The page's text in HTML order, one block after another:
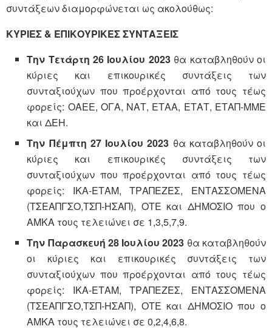
συντάξεων διαμορφώνεται ως ακολούθως:
ΚΥΡΙΕΣ & ΕΠΙΚΟΥΡΙΚΕΣ ΣΥΝΤΑΞΕΙΣ
Την Τετάρτη 26 Ιουλίου 2023θα καταβληθούν οι
κύριες και επικουρικές συντάξεις των
συνταξιούχων που προέρχονται από τους τέως
φορείς: ΟΑΕΕ, ΟΓΑ, ΝΑΤ, ΕΤΑΑ, ΕΤΑΤ, ΕΤΑΠ-ΜΜΕ
και ΔΕΗ.
Την Πέμπτη 27 Ιουλίου 2023 θα καταβληθούν οι
κύριες και επικουρικές συντάξεις των
συνταξιούχων που προέρχονται από τους τέως
φορείς: ΙΚΑ-ΕΤΑΜ, ΤΡΑΠΕΖΕΣ, ΕΝΤΑΣΣΟΜΕΝΑ
(ΤΣΕΑΠΓΣΟ,ΤΣΠ-ΗΣΑΠ), ΟΤΕ και ΔΗΜΟΣΙΟ που ο
ΑΜΚΑ τους τελειώνει σε 1,3,5,7,9.
Την Παρασκευή 28 Ιουλίου 2023 θα καταβληθούν
οι κύριες και επικουρικές συντάξεις των
συνταξιούχων που προέρχονται από τους τέως
φορείς: ΙΚΑ-ΕΤΑΜ, ΤΡΑΠΕΖΕΣ, ΕΝΤΑΣΣΟΜΕΝΑ
(ΤΣΕΑΠΓΣΟ,ΤΣΠ-ΗΣΑΠ), ΟΤΕ και ΔΗΜΟΣΙΟ που ο
ΑΜΚΑ τους τελειώνει σε 0,2,4,6,8.